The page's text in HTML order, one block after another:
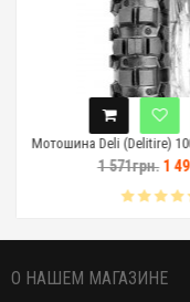
100/90-14 SB-111 TT
О НАШЕМ МАГАЗИНЕ